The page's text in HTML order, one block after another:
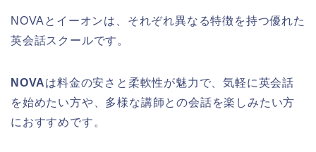
NOVAとイーオンは、それぞれ異なる特徴を持つ優れた
英会話スクールです。
NOVAは料金の安さと柔軟性が魅力で、気軽に英会話
を始めたい方や、多様な講師との会話を楽しみたい方
におすすめです。